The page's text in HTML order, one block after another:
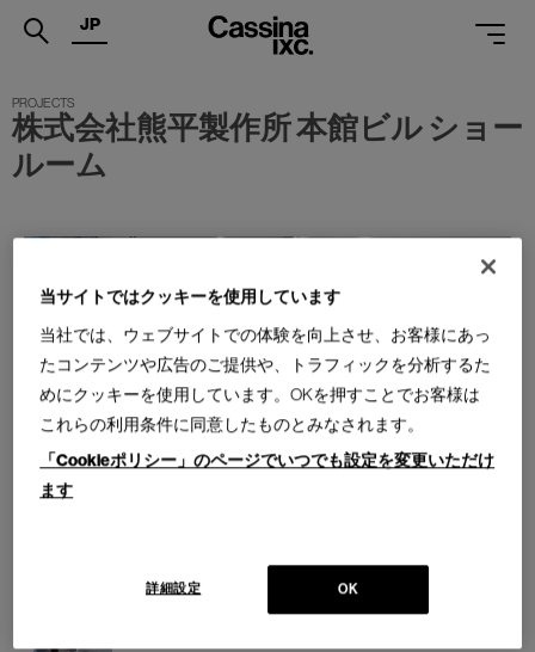
.
PRODUCTS
PROJECTS
MAGAZINE
SUPPORT
SHOPS
CATALOGUES
PROFESSIONAL
JP
株式会社熊平製作所 本館ビル ショー
ルーム
当サイトではクッキーを使用しています
当社では、ウェブサイトでの体験を向上させ、お客様にあっ
たコンテンツや広告のご提供や、トラフィックを分析するた
めにクッキーを使用しています。OKを押すことでお客様は
これらの利用条件に同意したものとみなされます。
「Cookieポリシー」のページでいつでも設定を変更いただけ
ます
OK
詳細設定